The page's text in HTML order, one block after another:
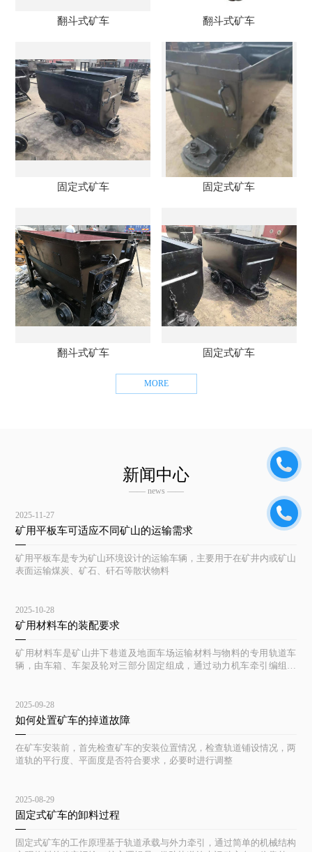
翻斗式矿车 翻斗式矿车
固定式矿车 固定式矿车
翻斗式矿车 固定式矿车
MORE
新闻中心
—— news ——
2025-11-27
矿用平板车可适应不同矿山的运输需求
矿用平板车是专为矿山环境设计的运输车辆，主要用于在矿井内或矿山
表面运输煤炭、矿石、矸石等散状物料
2025-10-28
矿用材料车的装配要求
矿用材料车是矿山井下巷道及地面车场运输材料与物料的专用轨道车
辆，由车箱、车架及轮对三部分固定组成，通过动力机车牵引编组运
2025-09-28
如何处置矿车的掉道故障
在矿车安装前，首先检查矿车的安装位置情况，检查轨道铺设情况，两
道轨的平行度、平面度是否符合要求，必要时进行调整
2025-08-29
固定式矿车的卸料过程
固定式矿车的工作原理基于轨道承载与外力牵引，通过简单的机械结构